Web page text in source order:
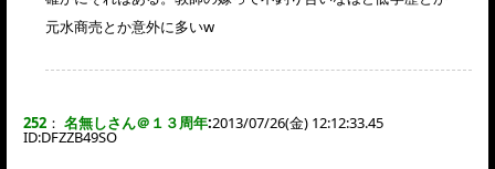
元水商売とか意外に多いw
252 ： 名無しさん＠１３周年:2013/07/26(金) 12:12:33.45
ID:DFZZB49SO